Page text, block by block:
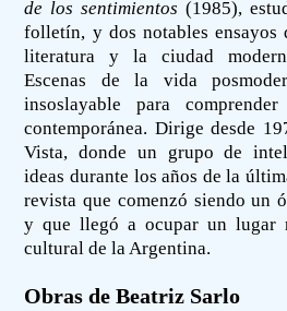
de los sentimientos (1985),
folletín, y dos notables ensayos
literatura y la ciudad
Escenas de la vida
insoslayable para
contemporánea. Dirige desde
Vista, donde un grupo de
ideas durante los años de la
revista que comenzó siendo un
y que llegó a ocupar un lugar
cultural de la Argentina.
Obras de Beatriz Sarlo